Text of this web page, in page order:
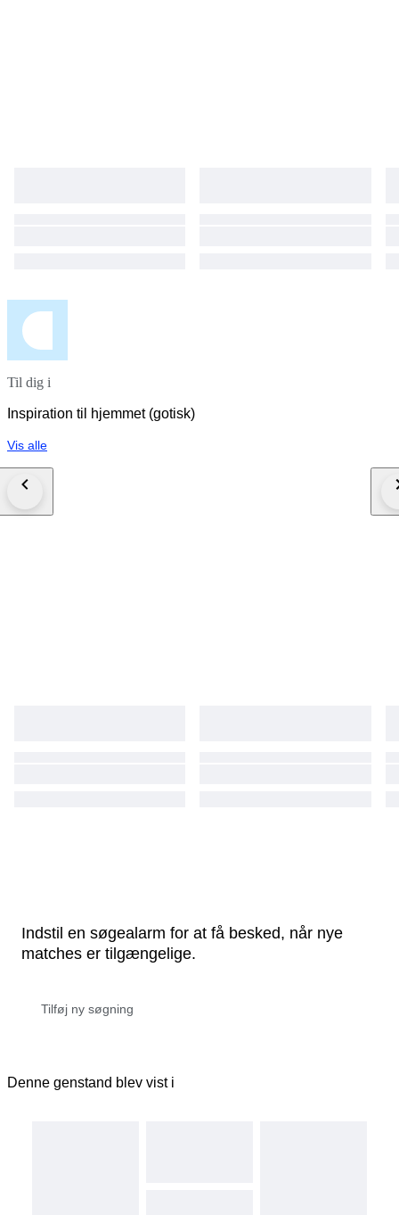
Til dig i
Inspiration til hjemmet (gotisk)
Vis alle
Indstil en søgealarm for at få besked, når nye
matches er tilgængelige.
Denne genstand blev vist i